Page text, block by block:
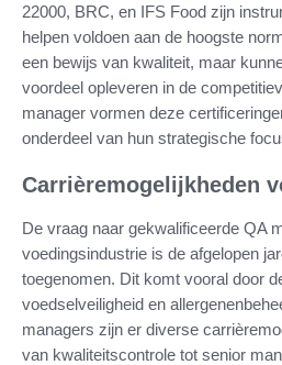
22000, BRC, en IFS Food zijn
helpen voldoen aan de hoogste
een bewijs van kwaliteit, maar
voordeel opleveren in de
manager vormen deze
onderdeel van hun strategische
Carrièremogelijkheden
De vraag naar gekwalificeerde QA
voedingsindustrie is de afgelopen
toegenomen. Dit komt vooral door
voedselveiligheid en
managers zijn er diverse
van kwaliteitscontrole tot senior